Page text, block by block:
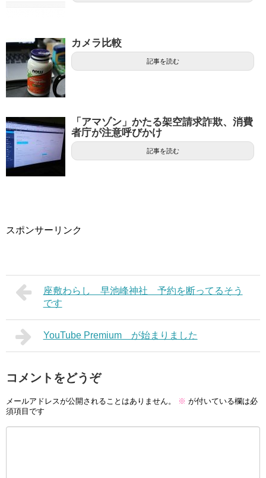
カメラ比較
記事を読む
「アマゾン」かたる架空請求詐欺、消費
者庁が注意呼びかけ
記事を読む
スポンサーリンク
座敷わらし 早池峰神社 予約を断ってるそう
です
YouTube Premium が始まりました
コメントをどうぞ
メールアドレスが公開されることはありません。 ※ が付いている欄は必
須項目です